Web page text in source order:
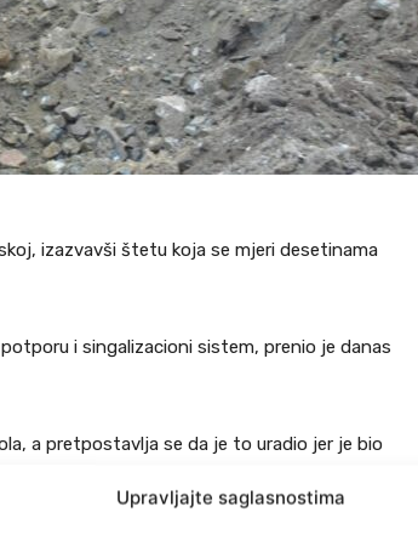
Upravljajte saglasnostima
izazvavši štetu koja se mjeri desetinama
i singalizacioni sistem, prenio je danas
a pretpostavlja se da je to uradio jer je bio
stanici u gradu Ipsheim, rekao je